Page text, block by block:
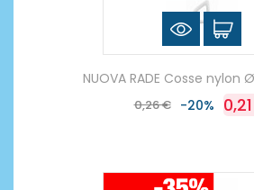
NUOVA RADE Cosse
0,26 € -20%